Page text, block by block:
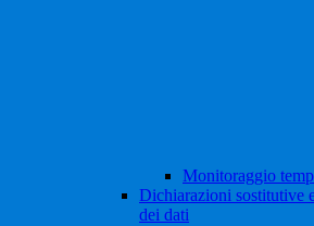
Monitoraggio
Dichiarazioni sostitutive
dei dati